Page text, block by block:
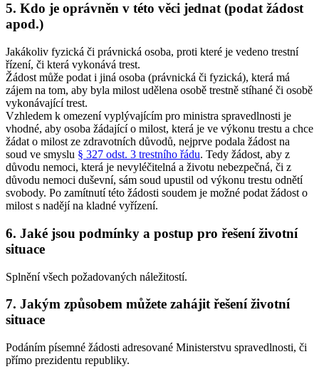
5. Kdo je oprávněn v této věci jednat (podat žádost
apod.)
Jakákoliv fyzická či právnická osoba, proti které je vedeno trestní
řízení, či která vykonává trest.
Žádost může podat i jiná osoba (právnická či fyzická), která má
zájem na tom, aby byla milost udělena osobě trestně stíhané či osobě
vykonávající trest.
Vzhledem k omezení vyplývajícím pro ministra spravedlnosti je
vhodné, aby osoba žádající o milost, která je ve výkonu trestu a chce
žádat o milost ze zdravotních důvodů, nejprve podala žádost na
soud ve smyslu § 327 odst. 3 trestního řádu. Tedy žádost, aby z
důvodu nemoci, která je nevyléčitelná a životu nebezpečná, či z
důvodu nemoci duševní, sám soud upustil od výkonu trestu odnětí
svobody. Po zamítnutí této žádosti soudem je možné podat žádost o
milost s nadějí na kladné vyřízení.
6. Jaké jsou podmínky a postup pro řešení životní
situace
Splnění všech požadovaných náležitostí.
7. Jakým způsobem můžete zahájit řešení životní
situace
Podáním písemné žádosti adresované Ministerstvu spravedlnosti, či
přímo prezidentu republiky.